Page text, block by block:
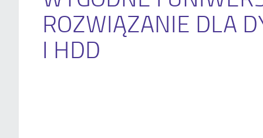
ROZWIĄZANIE DLA
I HDD